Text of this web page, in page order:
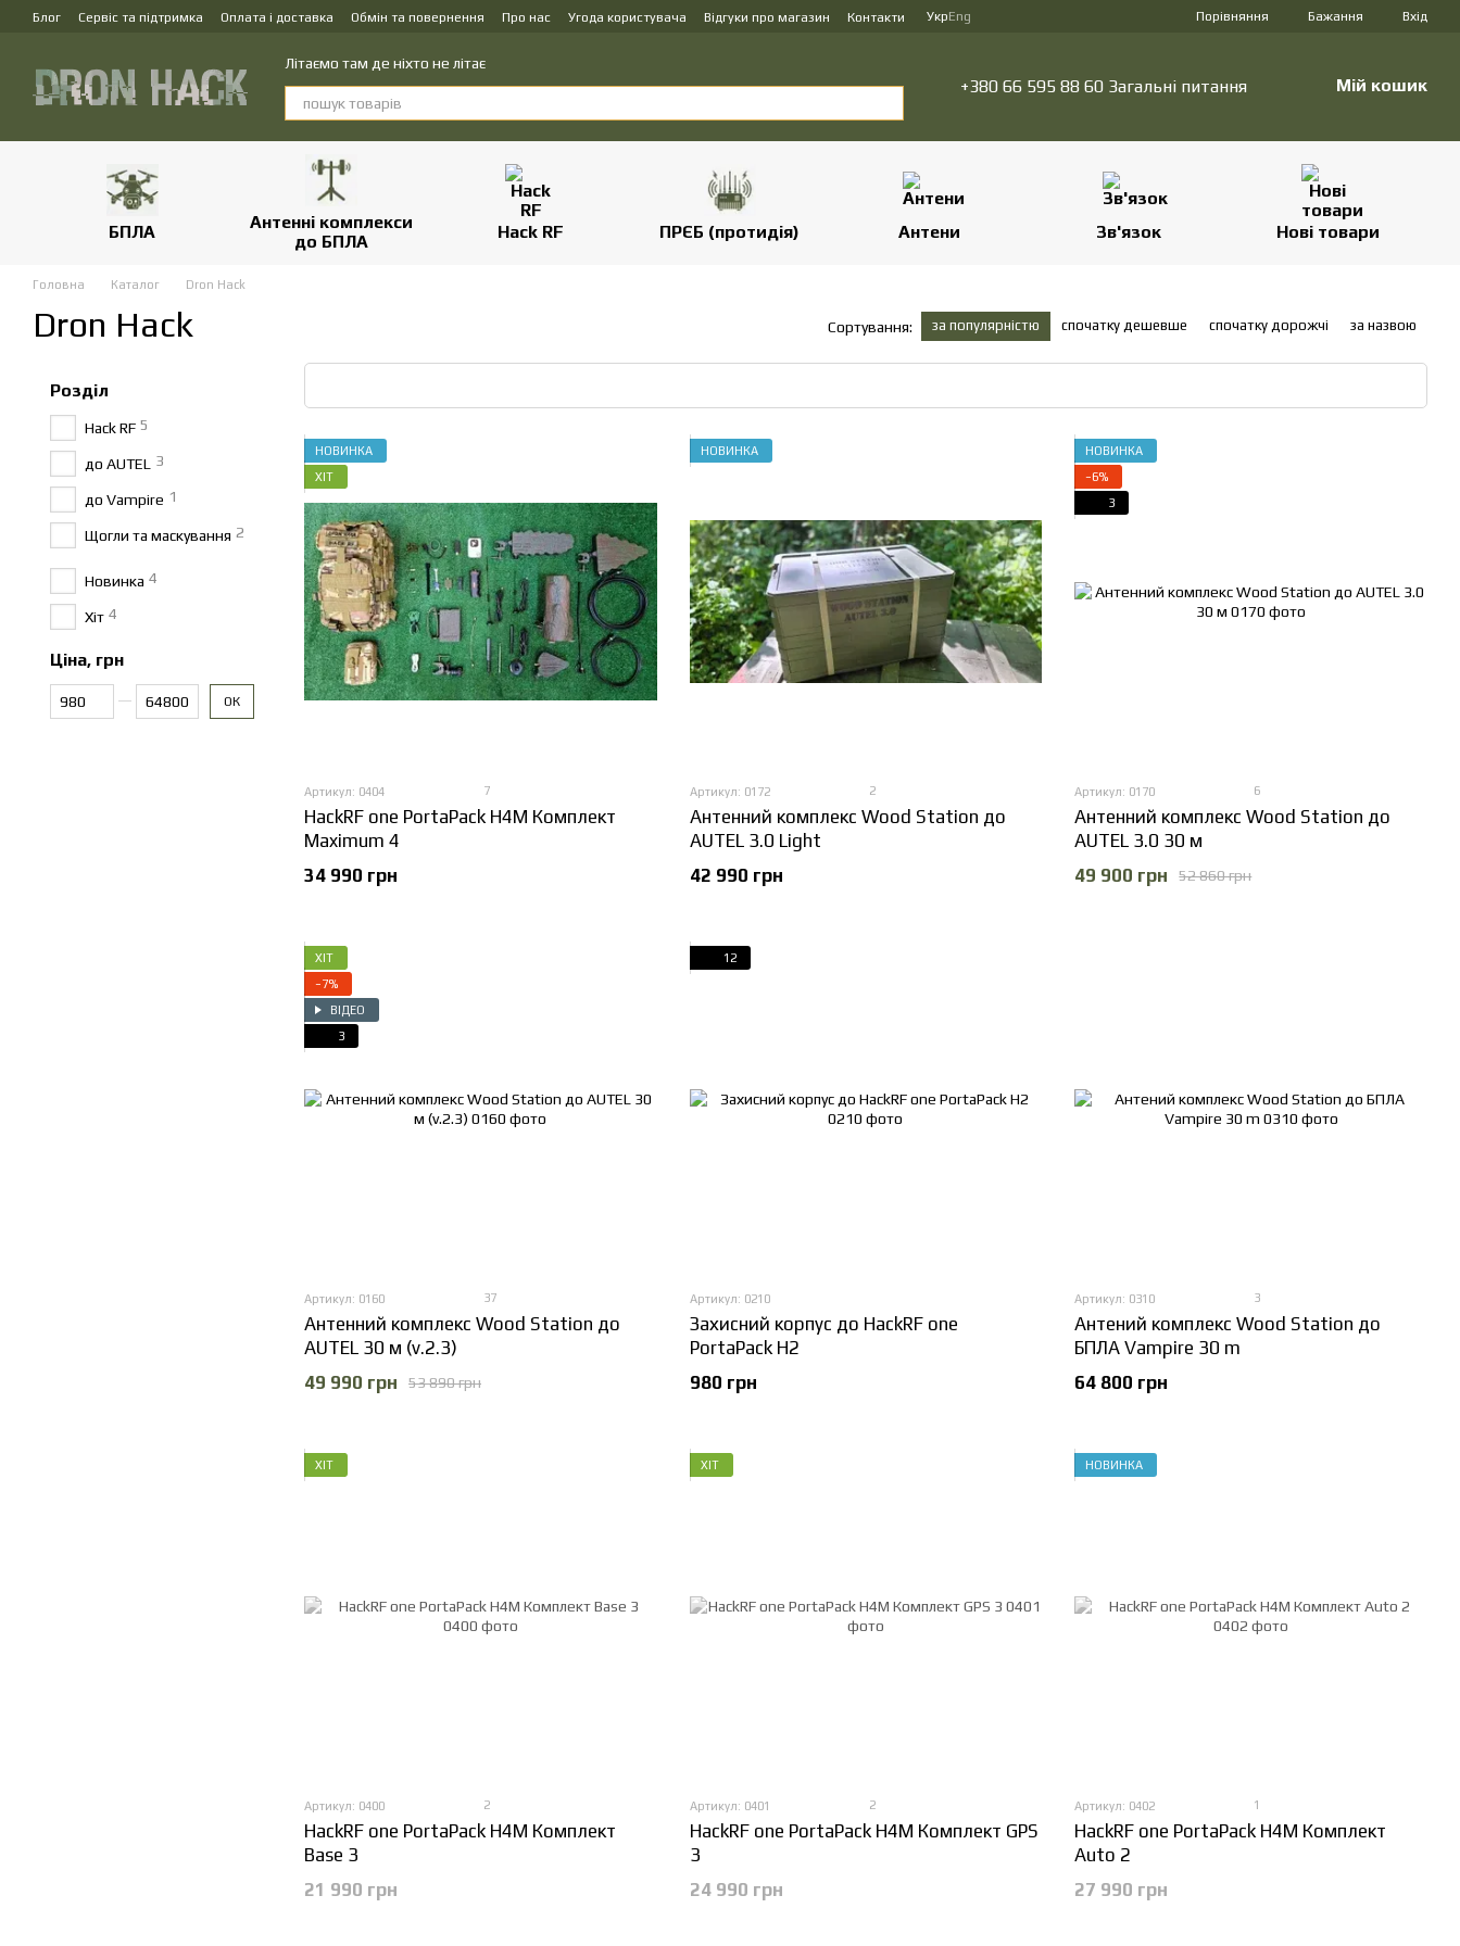
Перейти до основного контенту
Блог Сервіс та підтримка Оплата і доставка Обмін та повернення Про нас Угода користувача Відгуки про магазин Контакти УкрEng Порівняння Бажання Вхід
Літаємо там де ніхто не літає
+380 66 595 88 60 Загальні питання Мій кошик
БПЛА
Антенні комплекси
до БПЛА
Hack RF ПРЄБ (протидія) Антени Зв'язок Нові товари
Головна Каталог Dron Hack
Dron Hack Сортування: за популярністю спочатку дешевше спочатку дорожчі за назвою
НОВИНКА
ХІТ
Артикул: 0404 7
HackRF one PortaPack H4M Комплект
Maximum 4
34 990 грн
НОВИНКА
Артикул: 0172 2
Антенний комплекс Wood Station до
AUTEL 3.0 Light
42 990 грн
НОВИНКА
−6%
3
Артикул: 0170 6
Антенний комплекс Wood Station до
AUTEL 3.0 30 м
52 860 грн
49 900 грн
ХІТ
−7%
ВІДЕО
3
Артикул: 0160 37
Антенний комплекс Wood Station до
AUTEL 30 м (v.2.3)
53 890 грн
49 990 грн
12
Артикул: 0210
Захисний корпус до HackRF one
PortaPack H2
980 грн
Артикул: 0310 3
Антений комплекс Wood Station до
БПЛА Vampire 30 m
64 800 грн
ХІТ
Артикул: 0400 2
HackRF one PortaPack H4M Комплект
Base 3
21 990 грн
ХІТ
Артикул: 0401 2
HackRF one PortaPack H4M Комплект GPS
3
24 990 грн
НОВИНКА
Артикул: 0402 1
HackRF one PortaPack H4M Комплект
Auto 2
27 990 грн
Розділ
Hack RF 5
до AUTEL 3
до Vampire 1
Щогли та маскування 2
Новинка 4
Хіт 4
Ціна, грн
ОК